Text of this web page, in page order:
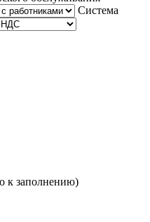
Система
к заполнению)